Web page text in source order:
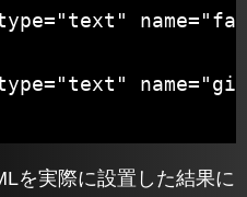
を実際に設置した結果に